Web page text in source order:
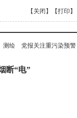
【关闭】 【打印】
测绘 党报关注重污染预
断“电”